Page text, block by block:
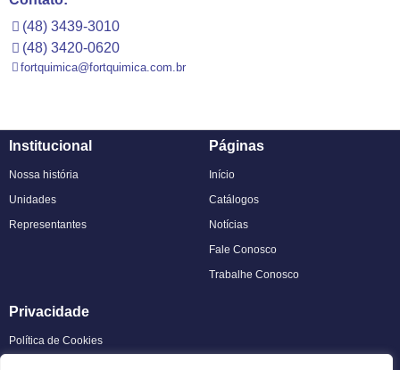
(48) 3439-3010
(48) 3420-0620
fortquimica@fortquimica.com.br
Institucional
Nossa história
Unidades
Representantes
Páginas
Início
Catálogos
Notícias
Fale Conosco
Trabalhe Conosco
Privacidade
Política de Cookies